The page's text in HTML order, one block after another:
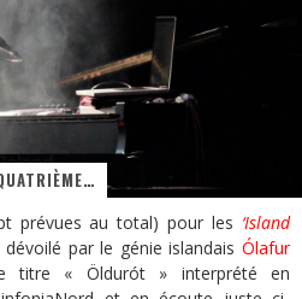
prévues au total) pour les ‘Island
par le génie islandaisÓlafur
titre « Öldurót » interprété en